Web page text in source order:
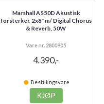
Marshall AS50D Akustisk
forsterker, 2x8" m/ Digital Chorus
& Reverb, 50W
Vare nr. 2800905
4.390,-
Bestillingsvare
KJØP